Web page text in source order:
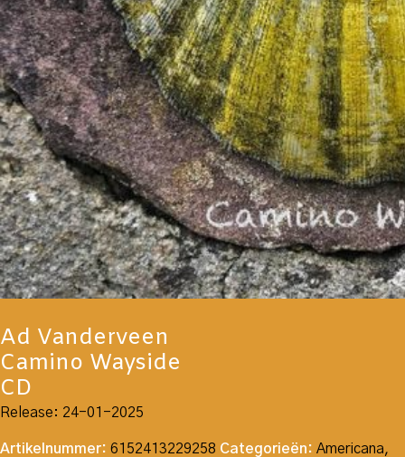
Ad Vanderveen
Camino Wayside
CD
Release: 24-01-2025
Artikelnummer: 6152413229258 Categorieën: Americana,